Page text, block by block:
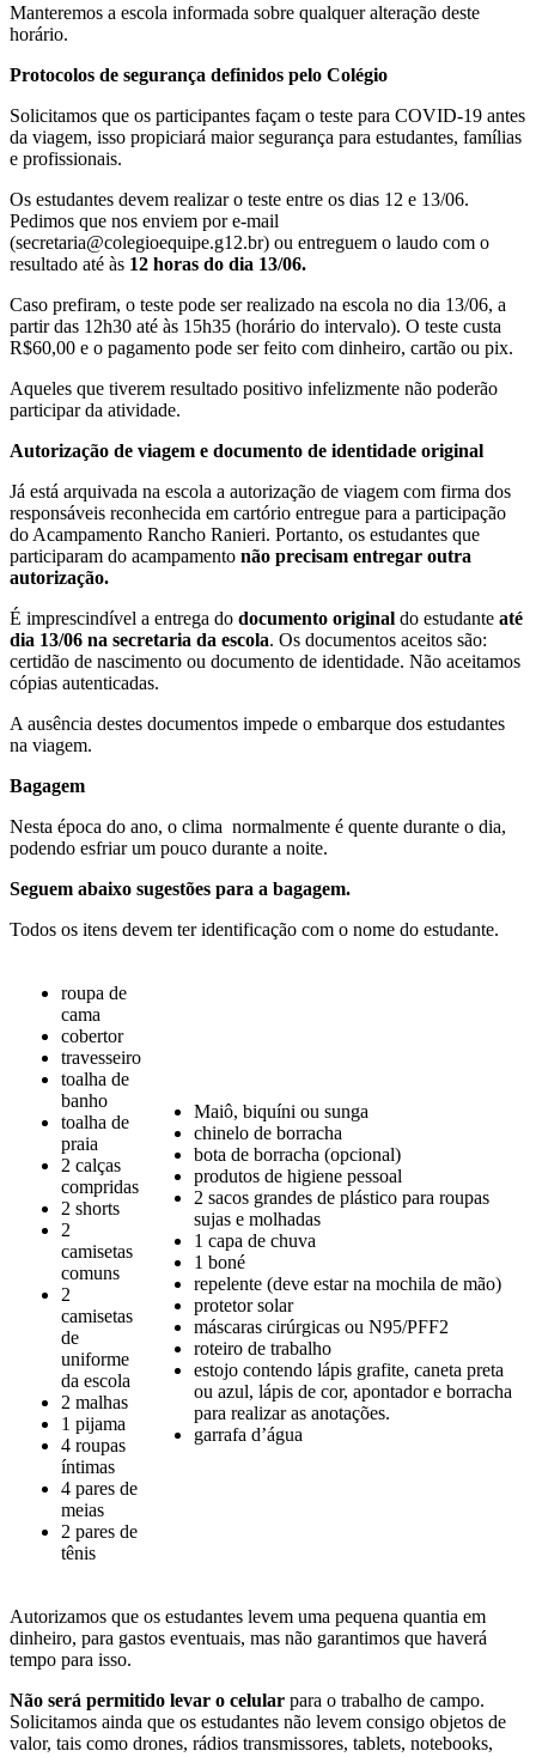
Manteremos a escola informada sobre qualquer alteração deste
horário.
Protocolos de segurança definidos pelo Colégio
Solicitamos que os participantes façam o teste para COVID-19 antes
da viagem, isso propiciará maior segurança para estudantes, famílias
e profissionais.
Os estudantes devem realizar o teste entre os dias 12 e 13/06.
Pedimos que nos enviem por e-mail
(secretaria@colegioequipe.g12.br) ou entreguem o laudo com o
resultado até às 12 horas do dia 13/06.
Caso prefiram, o teste pode ser realizado na escola no dia 13/06, a
partir das 12h30 até às 15h35 (horário do intervalo). O teste custa
R$60,00 e o pagamento pode ser feito com dinheiro, cartão ou pix.
Aqueles que tiverem resultado positivo infelizmente não poderão
participar da atividade.
Autorização de viagem e documento de identidade original
Já está arquivada na escola a autorização de viagem com firma dos
responsáveis reconhecida em cartório entregue para a participação
do Acampamento Rancho Ranieri. Portanto, os estudantes que
participaram do acampamento não precisam entregar outra
autorização.
É imprescindível a entrega do documento original do estudante até
dia 13/06 na secretaria da escola. Os documentos aceitos são:
certidão de nascimento ou documento de identidade. Não aceitamos
cópias autenticadas.
A ausência destes documentos impede o embarque dos estudantes
na viagem.
Bagagem
Nesta época do ano, o clima normalmente é quente durante o dia,
podendo esfriar um pouco durante a noite.
Seguem abaixo sugestões para a bagagem.
Todos os itens devem ter identificação com o nome do estudante.
roupa de
cama
cobertor
travesseiro
toalha de
banho
toalha de
praia
2 calças
compridas
2 shorts
2
camisetas
comuns
2
camisetas
de
uniforme
da escola
2 malhas
1 pijama
4 roupas
íntimas
4 pares de
meias
2 pares de
tênis
Maiô, biquíni ou sunga
chinelo de borracha
bota de borracha (opcional)
produtos de higiene pessoal
2 sacos grandes de plástico para roupas
sujas e molhadas
1 capa de chuva
1 boné
repelente (deve estar na mochila de mão)
protetor solar
máscaras cirúrgicas ou N95/PFF2
roteiro de trabalho
estojo contendo lápis grafite, caneta preta
ou azul, lápis de cor, apontador e borracha
para realizar as anotações.
garrafa d’água
Autorizamos que os estudantes levem uma pequena quantia em
dinheiro, para gastos eventuais, mas não garantimos que haverá
tempo para isso.
Não será permitido levar o celular para o trabalho de campo.
Solicitamos ainda que os estudantes não levem consigo objetos de
valor, tais como drones, rádios transmissores, tablets, notebooks,